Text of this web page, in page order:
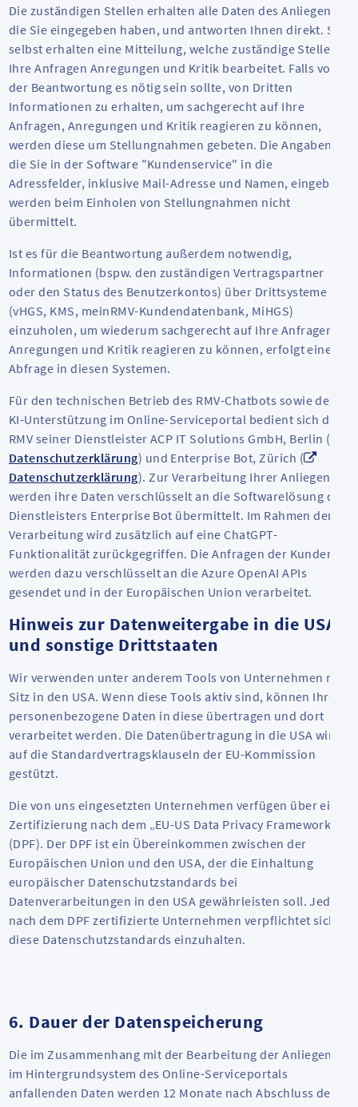
Die zuständigen Stellen erhalten alle Daten des Anliegens,
die Sie eingegeben haben, und antworten Ihnen direkt. Sie
selbst erhalten eine Mitteilung, welche zuständige Stelle
Ihre Anfragen Anregungen und Kritik bearbeitet. Falls vor
der Beantwortung es nötig sein sollte, von Dritten
Informationen zu erhalten, um sachgerecht auf Ihre
Anfragen, Anregungen und Kritik reagieren zu können,
werden diese um Stellungnahmen gebeten. Die Angaben,
die Sie in der Software "Kundenservice" in die
Adressfelder, inklusive Mail-Adresse und Namen, eingeben,
werden beim Einholen von Stellungnahmen nicht
übermittelt.
Ist es für die Beantwortung außerdem notwendig,
Informationen (bspw. den zuständigen Vertragspartner
oder den Status des Benutzerkontos) über Drittsysteme
(vHGS, KMS, meinRMV-Kundendatenbank, MiHGS)
einzuholen, um wiederum sachgerecht auf Ihre Anfragen,
Anregungen und Kritik reagieren zu können, erfolgt eine
Abfrage in diesen Systemen.
Für den technischen Betrieb des RMV-Chatbots sowie der
KI-Unterstützung im Online-Serviceportal bedient sich der
RMV seiner Dienstleister ACP IT Solutions GmbH, Berlin (
Datenschutzerklärung) und Enterprise Bot, Zürich (
Datenschutzerklärung). Zur Verarbeitung Ihrer Anliegen
werden ihre Daten verschlüsselt an die Softwarelösung des
Dienstleisters Enterprise Bot übermittelt. Im Rahmen der
Verarbeitung wird zusätzlich auf eine ChatGPT-
Funktionalität zurückgegriffen. Die Anfragen der Kunden
werden dazu verschlüsselt an die Azure OpenAI APIs
gesendet und in der Europäischen Union verarbeitet.
Hinweis zur Datenweitergabe in die USA
und sonstige Drittstaaten
Wir verwenden unter anderem Tools von Unternehmen mit
Sitz in den USA. Wenn diese Tools aktiv sind, können Ihre
personenbezogene Daten in diese übertragen und dort
verarbeitet werden. Die Datenübertragung in die USA wird
auf die Standardvertragsklauseln der EU-Kommission
gestützt.
Die von uns eingesetzten Unternehmen verfügen über eine
Zertifizierung nach dem „EU-US Data Privacy Framework“
(DPF). Der DPF ist ein Übereinkommen zwischen der
Europäischen Union und den USA, der die Einhaltung
europäischer Datenschutzstandards bei
Datenverarbeitungen in den USA gewährleisten soll. Jedes
nach dem DPF zertifizierte Unternehmen verpflichtet sich,
diese Datenschutzstandards einzuhalten.
6. Dauer der Datenspeicherung
Die im Zusammenhang mit der Bearbeitung der Anliegen
im Hintergrundsystem des Online-Serviceportals
anfallenden Daten werden 12 Monate nach Abschluss der